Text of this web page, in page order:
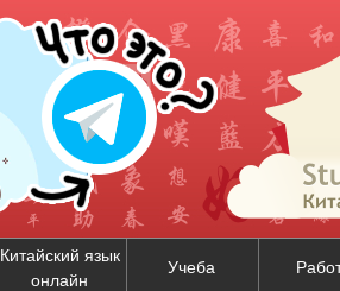
Китайский язык
онлайн
Учеба